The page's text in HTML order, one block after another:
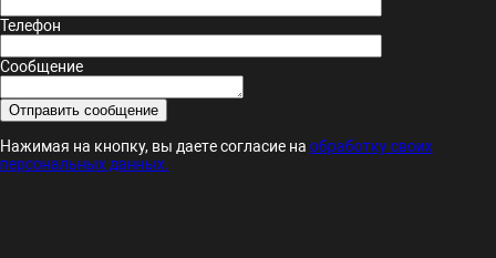
Телефон
Сообщение
Нажимая на кнопку, вы даете согласие на обработку своих
персональных данных.